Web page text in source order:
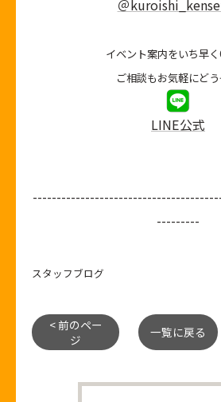
＠
イベント案内をいち早く
ご相談もお気軽にど
LINE公式
---------
スタッフブログ
< 前のペー
ジ
一覧に戻る